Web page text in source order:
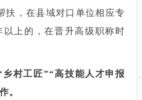
扶，在县域对口单位相应专
上的，在晋升高级职称时
乡村工匠”“高技能人才申报
。